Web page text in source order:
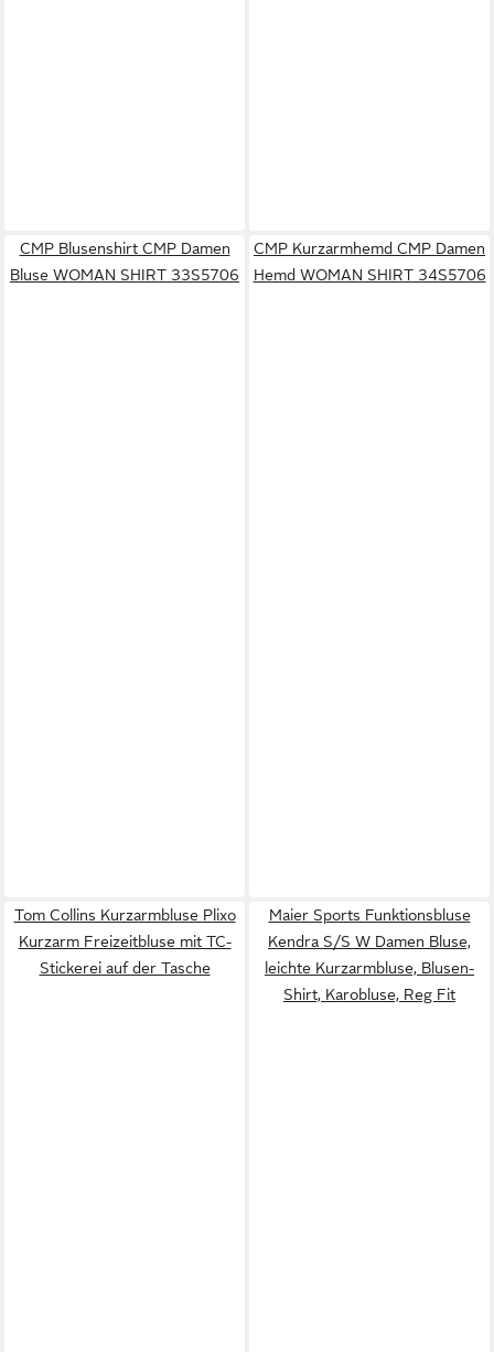
CMP Blusenshirt CMP Damen
Bluse WOMAN SHIRT 33S5706
CMP Kurzarmhemd CMP Damen
Hemd WOMAN SHIRT 34S5706
Tom Collins Kurzarmbluse Plixo
Kurzarm Freizeitbluse mit TC-
Stickerei auf der Tasche
Maier Sports Funktionsbluse
Kendra S/S W Damen Bluse,
leichte Kurzarmbluse, Blusen-
Shirt, Karobluse, Reg Fit